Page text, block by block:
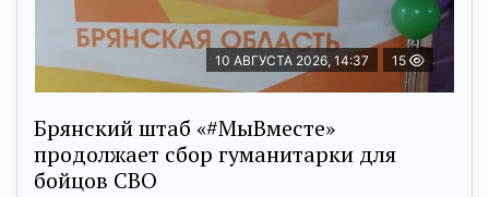
10 АВГУСТА 2026, 14:37 15
Брянский штаб «#МыВместе»
продолжает сбор гуманитарки для
бойцов СВО